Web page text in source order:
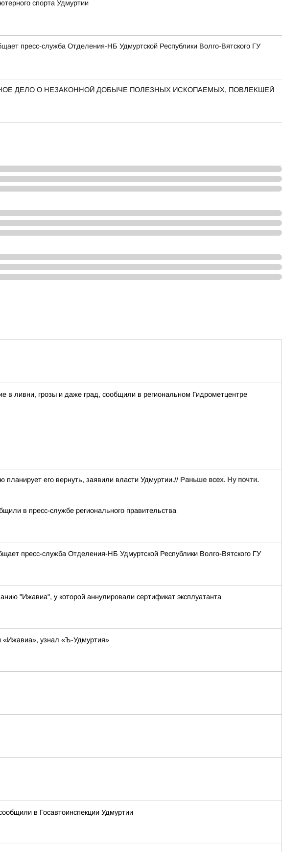
спорта Удмуртии
пресс-служба Отделения-НБ Удмуртской Республики Волго-Вятского ГУ
ДЕЛО О НЕЗАКОННОЙ ДОБЫЧЕ ПОЛЕЗНЫХ ИСКОПАЕМЫХ, ПОВЛЕКШЕЙ
ливни, грозы и даже град, сообщили в региональном Гидрометцентре
планирует его вернуть, заявили власти Удмуртии.// Раньше всех. Ну почти.
в пресс-службе регионального правительства
пресс-служба Отделения-НБ Удмуртской Республики Волго-Вятского ГУ
"Ижавиа", у которой аннулировали сертификат эксплуатанта
«Ижавиа», узнал «Ъ-Удмуртия»
в Госавтоинспекции Удмуртии